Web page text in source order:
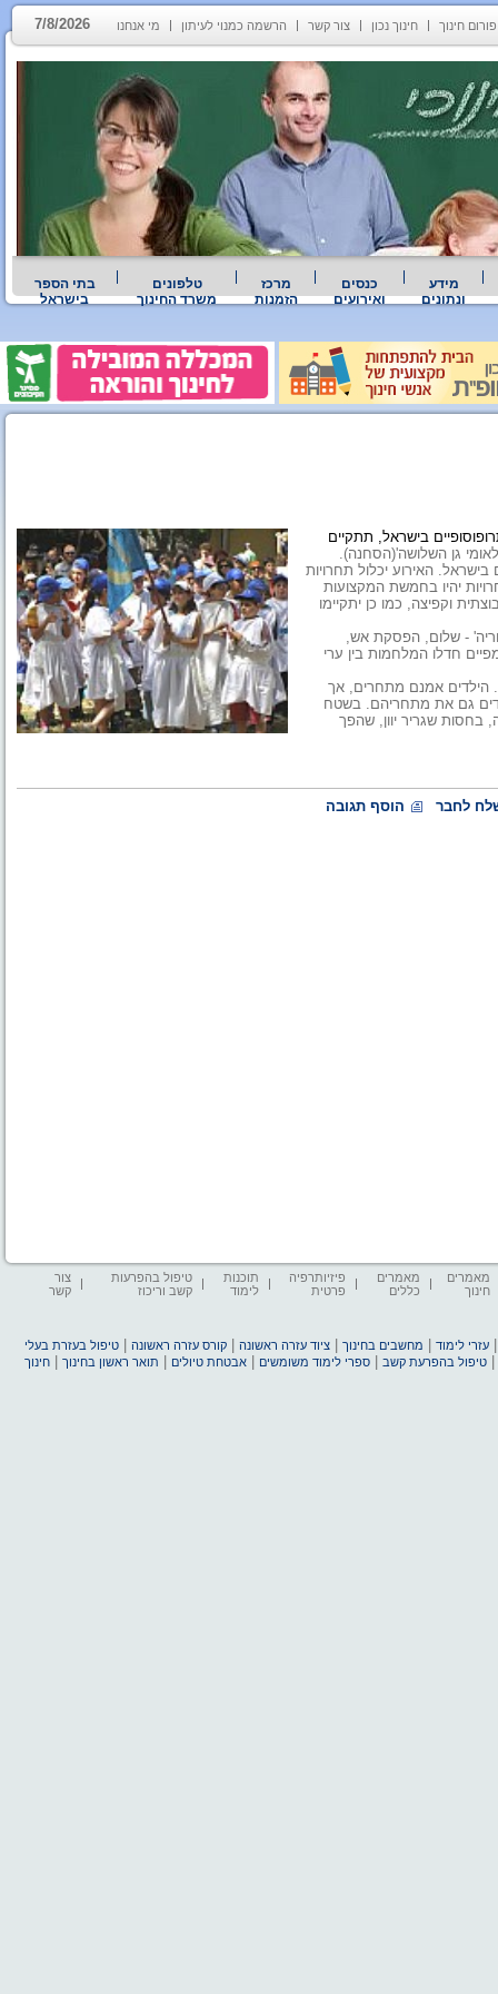
פורום חינוך חינוך נכון צור קשר הרשמה כמנוי לעיתון מי אנחנו 7/8/2026
מידע
ונתונים
כנסים
ואירועים
מרכז
הזמנות
טלפונים
משרד החינוך
בתי הספר
בישראל
בישראל, תתקיים
גן השלושה'(הסחנה).
בישראל. האירוע יכלול תחרויות
יהיו בחמשת המקצועות
וקפיצה, כמו כן יתקיימו
- שלום, הפסקת אש,
חדלו המלחמות בין ערי
הילדים אמנם מתחרים, אך
גם את מתחריהם. בשטח
בחסות שגריר יוון, שהפך
לחבר הוסף תגובה
מאמרים
חינוך
מאמרים
כללים
פיזיותרפיה
פרטית
תוכנות
לימוד
טיפול בהפרעות
קשב וריכוז
צור
קשר
עזרי לימוד מחשבים בחינוך |ציוד עזרה ראשונה |קורס עזרה ראשונה |טיפול בעזרת בעלי
|טיפול בהפרעת קשב |ספרי לימוד משומשים |אבטחת טיולים תואר ראשון בחינוך |חינוך